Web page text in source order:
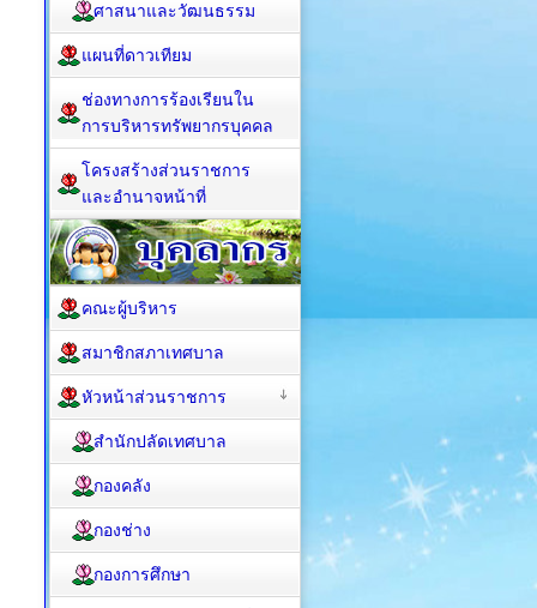
ศาสนาและวัฒนธรรม
แผนที่ดาวเทียม
ช่องทางการร้องเรียนใน
การบริหารทรัพยากรบุคคล
โครงสร้างส่วนราชการ
และอำนาจหน้าที่
คณะผู้บริหาร
สมาชิกสภาเทศบาล
หัวหน้าส่วนราชการ
สำนักปลัดเทศบาล
กองคลัง
กองช่าง
กองการศึกษา